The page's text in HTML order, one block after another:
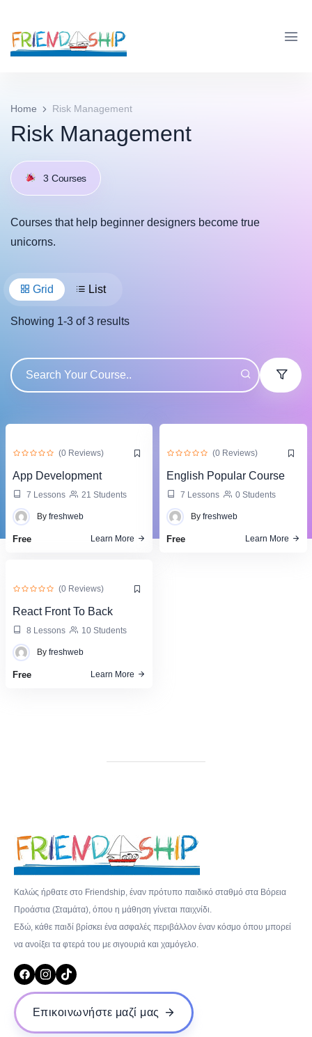
Home Risk Management
Risk Management
3 Courses
Courses that help beginner designers become true
unicorns.
Grid List
Showing 1-3 of3 results
(0 Reviews)
App Development
7 Lessons 21 Students
By freshweb
Free Learn More
(0 Reviews)
English Popular Course
7 Lessons 0 Students
By freshweb
Free Learn More
(0 Reviews)
React Front To Back
8 Lessons 10 Students
By freshweb
Free Learn More
Καλώς ήρθατε στο Friendship, έναν πρότυπο παιδικό σταθμό στα Βόρεια
Προάστια (Σταμάτα), όπου η μάθηση γίνεται παιχνίδι.
Εδώ, κάθε παιδί βρίσκει ένα ασφαλές περιβάλλον έναν κόσμο όπου μπορεί
να ανοίξει τα φτερά του με σιγουριά και χαμόγελο.
Επικοινωνήστε μαζί μας